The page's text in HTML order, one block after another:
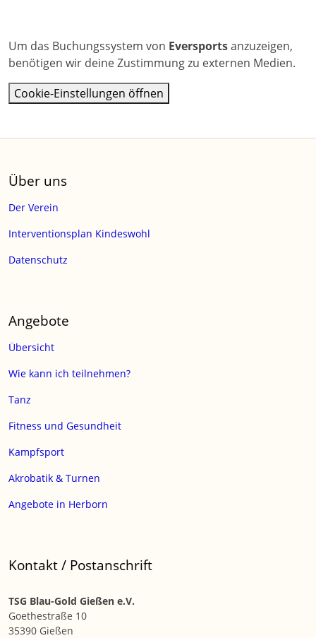
Um das Buchungssystem von Eversportsanzuzeigen,
benötigen wir deine Zustimmung zu externen Medien.
Cookie-Einstellungen öffnen
Über uns
Der Verein
Interventionsplan Kindeswohl
Datenschutz
Angebote
Übersicht
Wie kann ich teilnehmen?
Tanz
Fitness und Gesundheit
Kampfsport
Akrobatik & Turnen
Angebote in Herborn
Kontakt / Postanschrift
TSG Blau-Gold Gießen e.V.
Goethestraße 10
35390 Gießen